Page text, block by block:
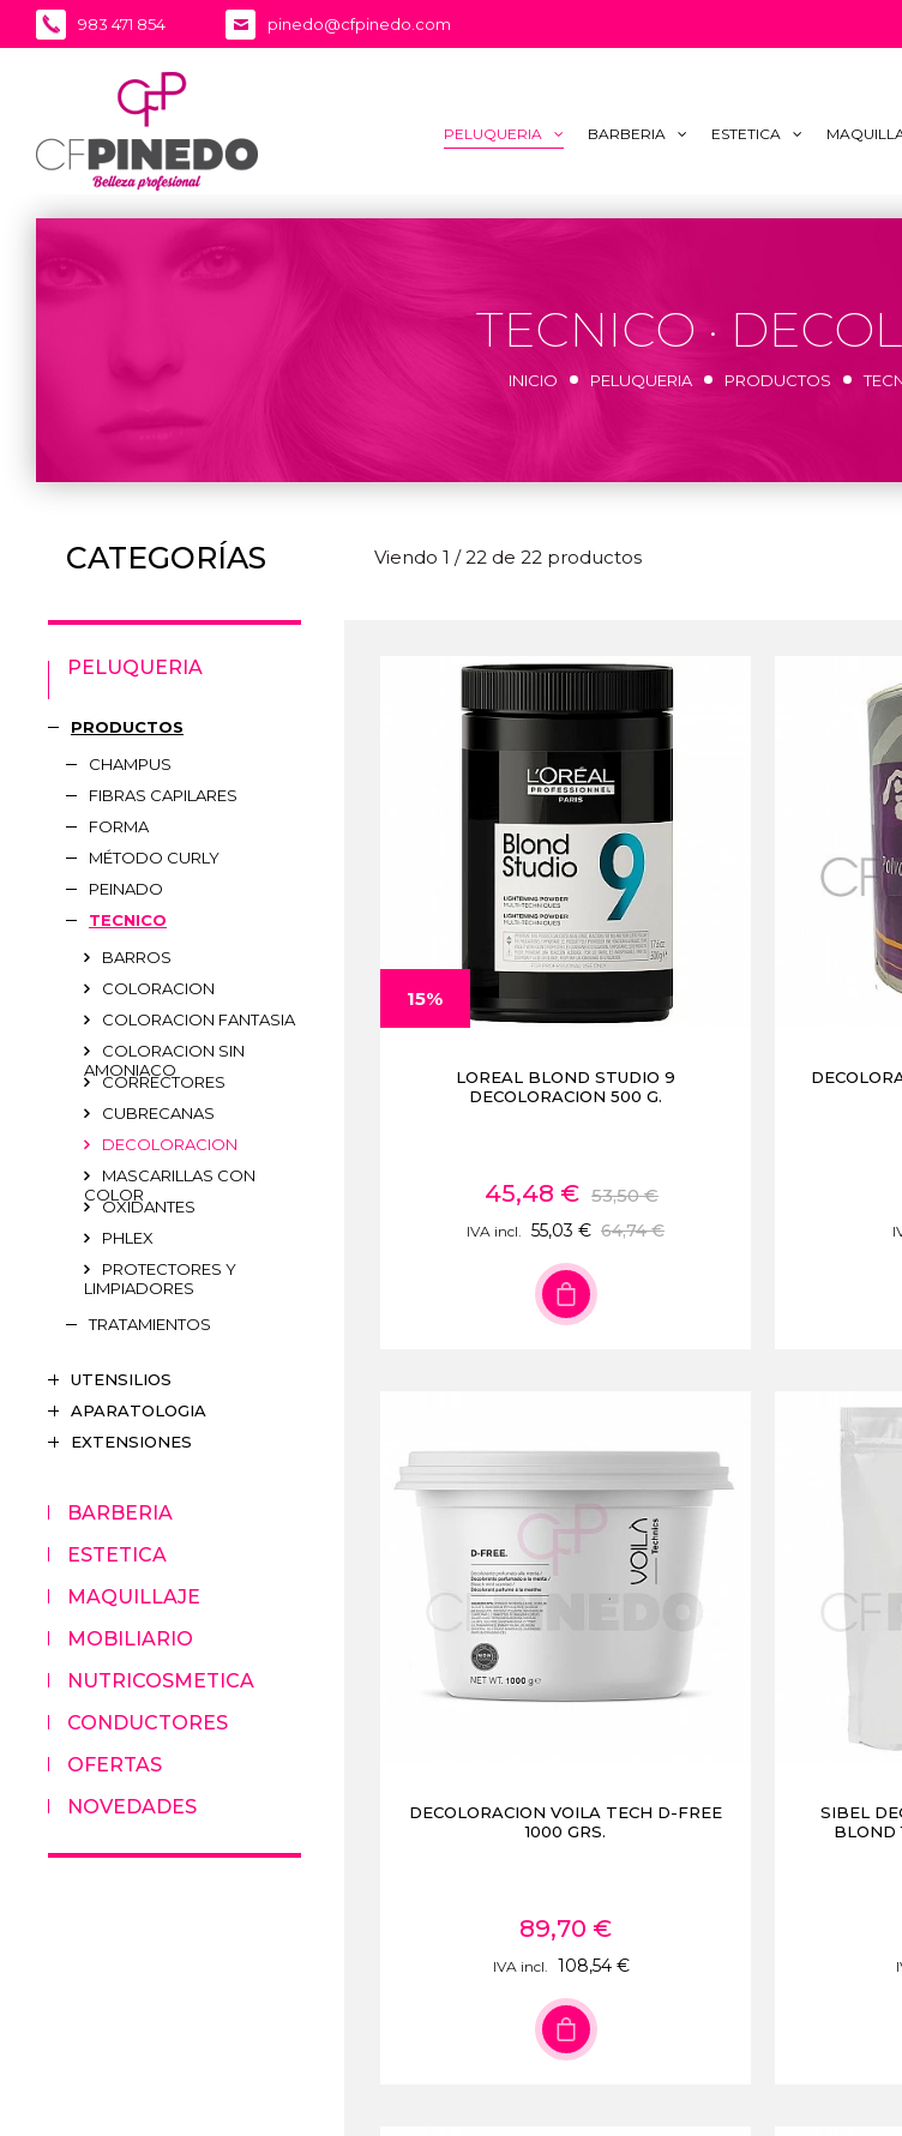
983 471 854 pinedo@cfpinedo.com
PELUQUERIA BARBERIA ESTETICA
TECNICO ·
INICIO PELUQUERIA PRODUCTOS
CATEGORÍAS
PELUQUERIA
PRODUCTOS
CHAMPUS
FIBRAS CAPILARES
FORMA
MÉTODO CURLY
PEINADO
TECNICO
BARROS
COLORACION
COLORACION FANTASIA
COLORACION SIN
AMONIACO
CORRECTORES
CUBRECANAS
DECOLORACION
MASCARILLAS CON
COLOR
OXIDANTES
PHLEX
PROTECTORES Y
LIMPIADORES
TRATAMIENTOS
UTENSILIOS
APARATOLOGIA
EXTENSIONES
BARBERIA
ESTETICA
MAQUILLAJE
MOBILIARIO
NUTRICOSMETICA
CONDUCTORES
OFERTAS
NOVEDADES
Viendo 1 / 22 de 22 productos
15%
LOREAL BLOND STUDIO 9
DECOLORACION 500 G.
45,48 € 53,50 €
IVA incl. 55,03 € 64,74 €
DECOLORACION VOILA TECH D-FREE
1000 GRS.
89,70 €
IVA incl. 108,54 €
SIBEL
BLOND